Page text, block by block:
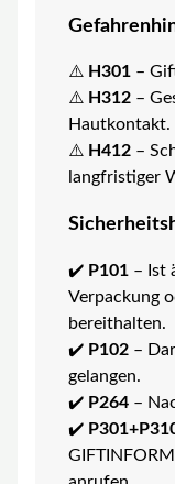
⚠️ H301–
⚠️ H312–
Hautkontakt.
⚠️ H412–
langfristiger
✔️ P101– Ist
Verpackung
bereithalten.
✔️ P102–
gelangen.
✔️ P264–
✔️